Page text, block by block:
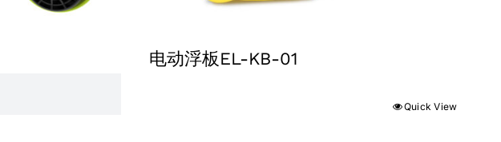
电动浮板EL-KB-01
Quick View